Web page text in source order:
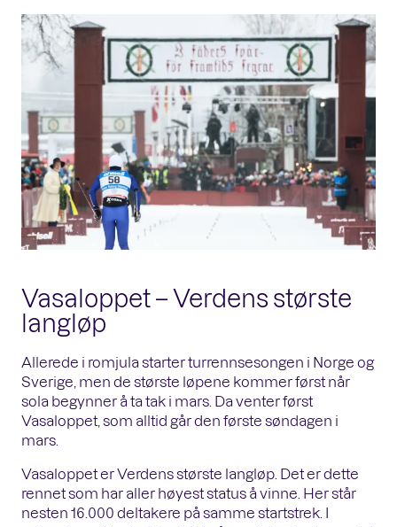
Vasaloppet – Verdens største
langløp
Allerede i romjula starter turrennsesongen i Norge og
Sverige, men de største løpene kommer først når
sola begynner å ta tak i mars. Da venter først
Vasaloppet, som alltid går den første søndagen i
mars.
Vasaloppet er Verdens største langløp. Det er dette
rennet som har aller høyest status å vinne. Her står
nesten 16.000 deltakere på samme startstrek. I